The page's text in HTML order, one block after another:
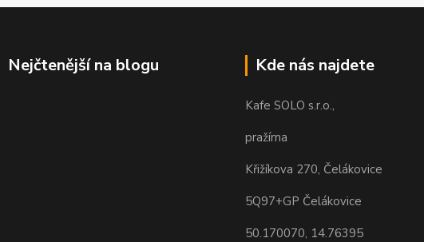
Nejčtenější na blogu Kde nás najdete
Kafe SOLO s.r.o.,
pražírna
Křižíkova 270, Čelákovice
5Q97+GP Čelákovice
50.170070, 14.76395